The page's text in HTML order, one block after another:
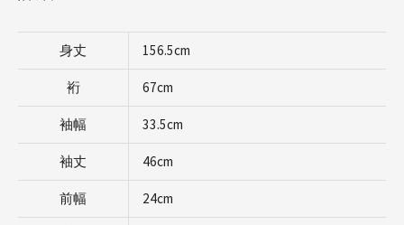
身丈 156.5cm
裄 67cm
袖幅 33.5cm
袖丈 46cm
前幅 24cm